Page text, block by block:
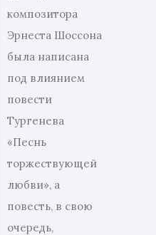
композитора
Эрнеста Шоссона
была написана
под влиянием
повести
Тургенева
«Песнь
торжествующей
любви», а
повесть, в свою
очередь,